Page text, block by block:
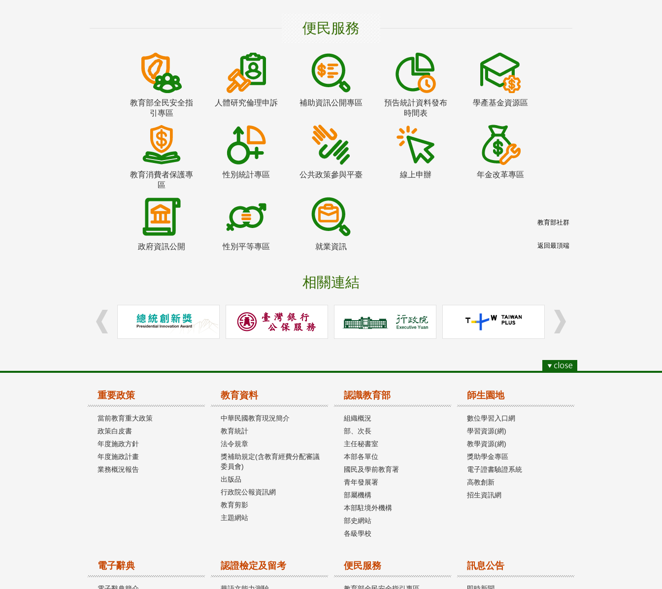
便民服務
教育部全民安全指
引專區
人體研究倫理申訴 補助資訊公開專區
預告統計資料發布
時間表
學產基金資源區
教育消費者保護專
區
性別統計專區 公共政策參與平臺 線上申辦 年金改革專區
政府資訊公開 性別平等專區 就業資訊
相關連結
教育部社群
返回最頂端
重要政策
當前教育重大政策
政策白皮書
年度施政方針
年度施政計畫
業務概況報告
教育資料
中華民國教育現況簡介
教育統計
法令規章
獎補助規定(含教育經費分配審議
委員會)
出版品
行政院公報資訊網
教育剪影
主題網站
認識教育部
組織概況
部、次長
主任秘書室
本部各單位
國民及學前教育署
青年發展署
部屬機構
本部駐境外機構
部史網站
各級學校
師生園地
數位學習入口網
學習資源(網)
教學資源(網)
獎助學金專區
電子證書驗證系統
高教創新
招生資訊網
電子辭典 認證檢定及留考 便民服務 訊息公告